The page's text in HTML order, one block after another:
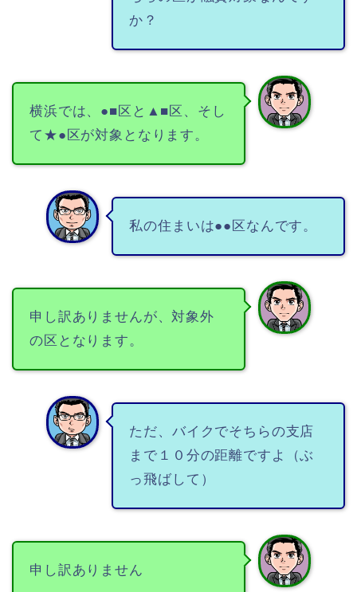
か？
横浜では、●■区と▲■区、そし
て★●区が対象となります。
私の住まいは●●区なんです。
申し訳ありませんが、対象外
の区となります。
ただ、バイクでそちらの支店
まで１０分の距離ですよ（ぶ
っ飛ばして）
申し訳ありません